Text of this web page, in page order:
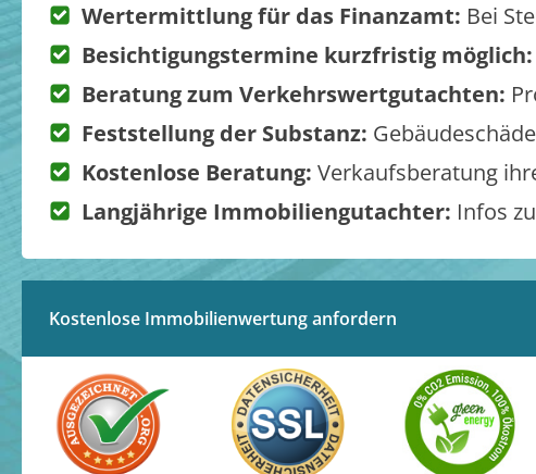
Wertermittlung für das Finanzamt: Bei
Besichtigungstermine kurzfristig möglich:
Beratung zum Verkehrswertgutachten:
Feststellung der Substanz:
Kostenlose Beratung: Verkaufsberatung
Langjährige Immobiliengutachter: Infos
Kostenlose Immobilienwertung anfordern